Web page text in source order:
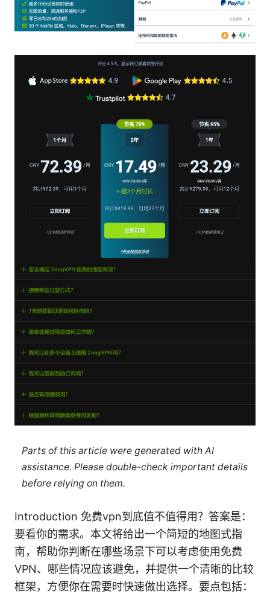
Parts of this article were generated with AI
assistance. Please double-check important details
before relying on them.
Introduction 免费vpn到底值不值得用？答案是：
要看你的需求。本文将给出一个简短的地图式指
南，帮助你判断在哪些场景下可以考虑使用免费
VPN、哪些情况应该避免，并提供一个清晰的比较
框架，方便你在需要时快速做出选择。要点包括：